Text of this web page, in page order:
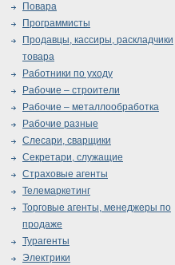
Повара
Программисты
Продавцы, кассиры, раскладчики
товара
Работники по уходу
Рабочие – строители
Рабочие – металлообработка
Рабочие разные
Слесари, сварщики
Секретари, служащие
Страховые агенты
Телемаркетинг
Торговые агенты, менеджеры по
продаже
Турагенты
Электрики